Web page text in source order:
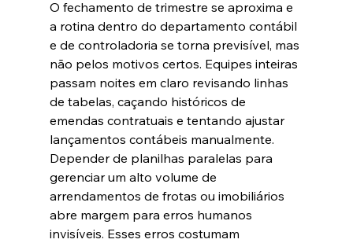
O fechamento de trimestre se aproxima e
a rotina dentro do departamento contábil
e de controladoria se torna previsível, mas
não pelos motivos certos. Equipes inteiras
passam noites em claro revisando linhas
de tabelas, caçando históricos de
emendas contratuais e tentando ajustar
lançamentos contábeis manualmente.
Depender de planilhas paralelas para
gerenciar um alto volume de
arrendamentos de frotas ou imobiliários
abre margem para erros humanos
invisíveis. Esses erros costumam